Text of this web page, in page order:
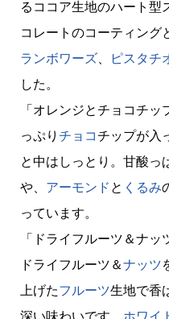
るココア生地のハート型
コレートのコーティング
ランボワーズ、 ピスタチ
した。
「オレンジとチョコチ
っぷりチョコチップが入
と中はしっとり。甘酸っ
や、 アーモンドと くるみ
っています。
「ドライフルーツ＆ナッ
ドライフルーツ＆ナッツ
上げたフルーツ生地で香